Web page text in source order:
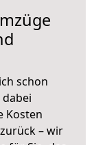
schon
Kosten
– wir